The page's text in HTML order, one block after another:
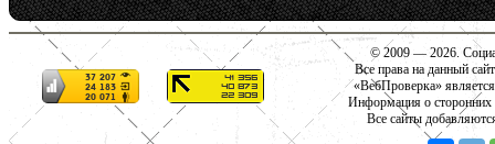
© 2009 — 2026.
Все права на данный
«ВебПроверка»
Информация о сторонних
Все сайты